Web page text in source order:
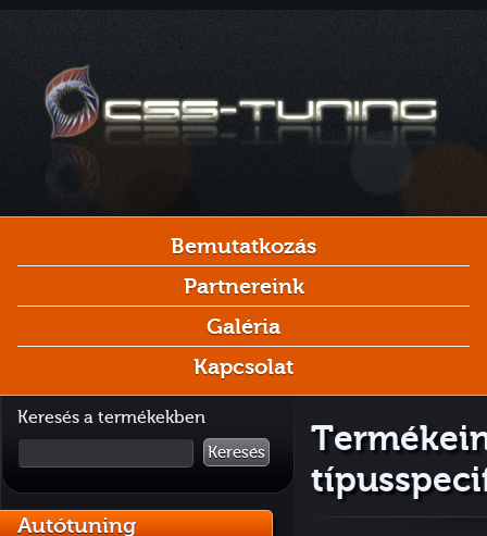
Bemutatkozás
Partnereink
Galéria
Kapcsolat
Keresés a termékekben
Keresés
Autótuning